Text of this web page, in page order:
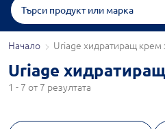
Начало Uriage хидратиращ крем
Uriage
1 - 7 от 7 резултата